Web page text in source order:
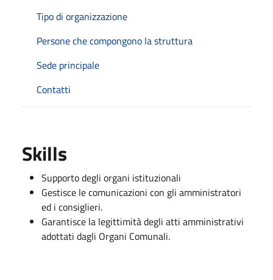
Tipo di organizzazione
Persone che compongono la struttura
Sede principale
Contatti
Skills
Supporto degli organi istituzionali
Gestisce le comunicazioni con gli amministratori
ed i consiglieri.
Garantisce la legittimità degli atti amministrativi
adottati dagli Organi Comunali.